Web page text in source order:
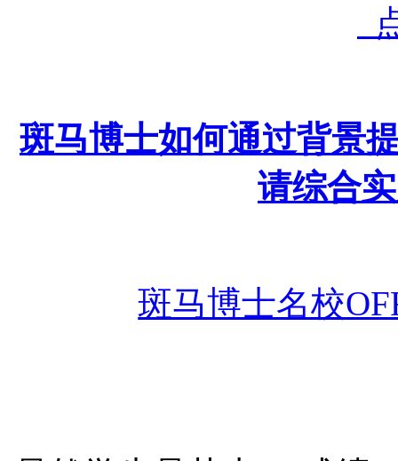
斑马博士如何通过背景
请综合
斑马博士名校